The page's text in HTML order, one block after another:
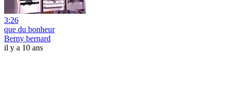
3:26
que du bonheur
Berny bernard
il y a 10 ans